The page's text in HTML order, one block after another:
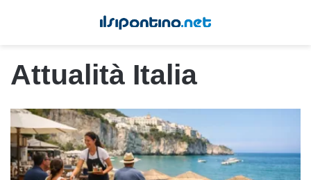
Attualità Italia